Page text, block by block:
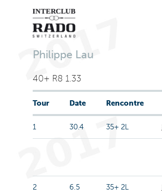
Philippe Lau
40+ R8 1.33
Tour Date Rencontre
1 30.4 35+ 2L
2 6.5 35+ 2L